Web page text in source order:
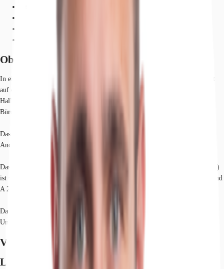
Objekt
In einem etablierten GI-/GE-Gebiet im Süden der Landeshauptstadt entsteht
auf einem 3,4 ha großen Grundstück eine rd. 20.000 m² große Halle. Die
Hallenfläche ist teilbar in 2 x 10.000 m² zzgl. Mezzanine- und
Büro/Sozialflächen je Einheit.
Das Objekt wird rd. 10 m hoch, besprinklert und beheizbar erstellt. Die
Andienung erfolgt über 16 Rampen und 2 ebenerdige Zufahrtstore.
Das Objekt ist verkehrlich sehr gut angebunden. Der BAB-Zubringer (B 321)
ist vierspurig ausgebaut und liegt nur 1 km entfernt. Die Autobahnen A 14 und
A 24 sind jeweils rd. 10 km entfernt.
Das Objekt wird bezugsfertig erstellt sein ca. 10-12 Monate nach MV-
Unterzeichnung.
Verfügbare Fläche
Lage und Verkehrsanbindung